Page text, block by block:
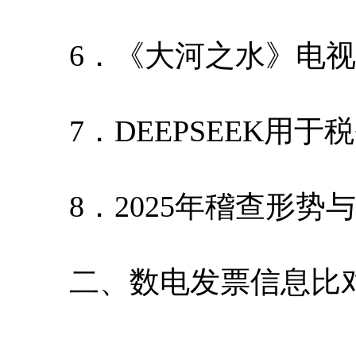
6．《大河之水》电视
7．DEEPSEEK用于
8．2025年稽查形势与
二、数电发票信息比